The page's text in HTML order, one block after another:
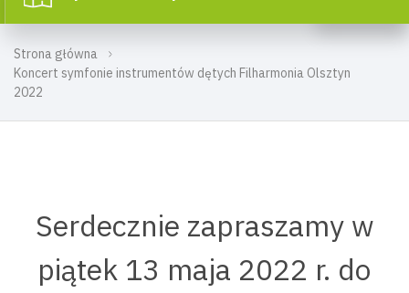
Strona główna
Koncert symfonie instrumentów dętych Filharmonia Olsztyn
2022
Serdecznie zapraszamy w
piątek 13 maja 2022 r. do